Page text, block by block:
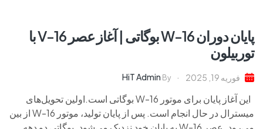
پایان دوران W-16 بوگاتی | آغاز عصر V-16 با
توربیلون
فوریه 19, 2025 By
HiT Admin
این آغاز پایان برای موتور W-16 بوگاتی است.اولین تحویل‌های
میسترال در حال انجام است. پس از پایان تولید، موتور W-16 از بین